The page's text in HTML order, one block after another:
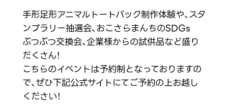
手形足形アニマルトートバック制作体験や、スタ
ンプラリー抽選会、おこさらまんちのSDGs
ぶつぶつ交換会、企業様からの試供品など盛り
だくさん！
こちらのイベントは予約制となっておりますの
で、ぜひ下記公式サイトにてご予約の上お越し
ください！